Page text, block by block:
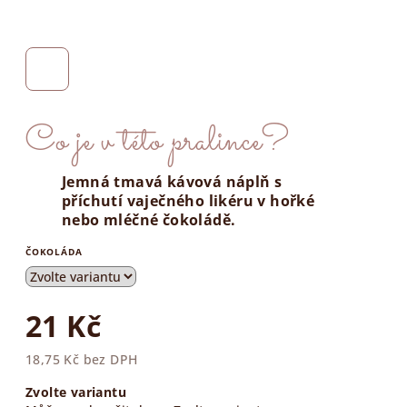
Co je v této pralince?
Jemná tmavá kávová náplň s
příchutí vaječného likéru v hořké
nebo mléčné čokoládě.
ČOKOLÁDA
21 Kč
18,75 Kč bez DPH
cena:
Zvolte variantu